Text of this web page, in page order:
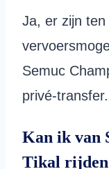
Ja, er zijn
Semuc
privé-transfer.
Kan ik van
Tikal